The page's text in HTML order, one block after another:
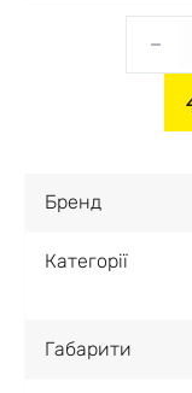
Бренд
Категорії
Габарити